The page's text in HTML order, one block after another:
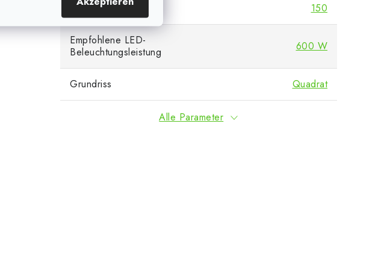
Breite 150
Empfohlene LED-
Beleuchtungsleistung
600 W
Grundriss Quadrat
Alle Parameter